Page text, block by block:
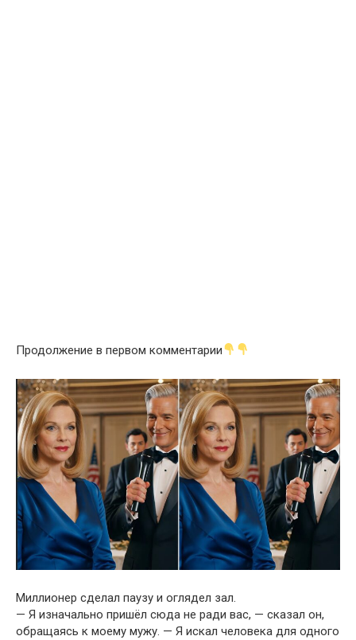
Продолжение в первом комментарии
Миллионер сделал паузу и оглядел зал.
— Я изначально пришёл сюда не ради вас, — сказал он,
обращаясь к моему мужу. — Я искал человека для одного